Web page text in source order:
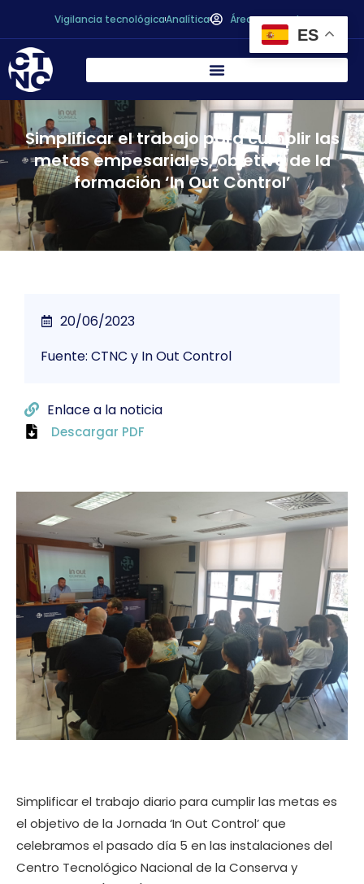
Vigilancia tecnológicaAnalítica Área personal
Simplificar el trabajo para cumplir las
metas empesariales, objetivo de la
formación ‘In Out Control’
Simplificar el trabajo diario para cumplir las metas es
el objetivo de la Jornada ‘In Out Control’ que
celebramos el pasado día 5 en las instalaciones del
Centro Tecnológico Nacional de la Conserva y
20/06/2023
Fuente: CTNC y In Out Control
Enlace a la noticia
Descargar PDF
ES